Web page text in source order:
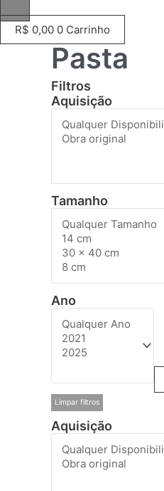
R$ 0,00 0 Carrinho
Pasta
Filtros
Aquisição
Tamanho
Ano
Limpar filtros
Aquisição